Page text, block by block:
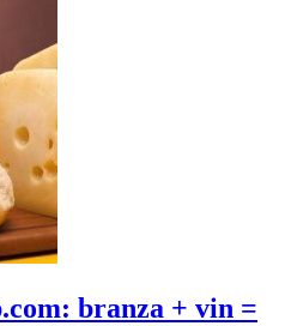
branza + vin =